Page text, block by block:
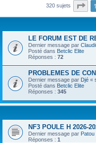
320 sujets 1
LE FORUM EST DE
Dernier message par
Posté dans Betclic Elite
Réponses : 72
PROBLEMES DE
Dernier message par Djé «
Posté dans Betclic Elite
Réponses : 345
NF3 POULE H 2026-
Dernier message par Patou
Réponses : 1